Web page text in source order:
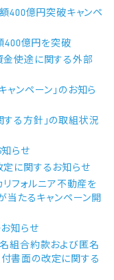
400億円突破キャンペ
400億円を突破
金使途に関する外部
ンペーン」のお知ら
る方針」の取組状況
らせ
に関するお知らせ
リフォルニア不動産を
当たるキャンペーン開
知らせ
組合約款および匿名
書面の改定に関する